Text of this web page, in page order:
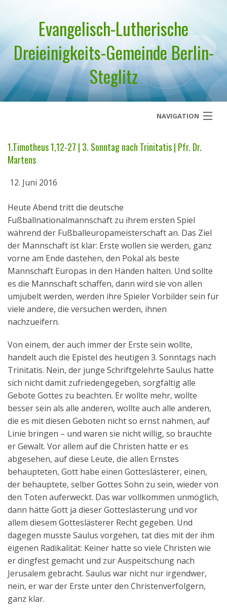
Evangelisch-Lutherische
Dreieinigkeits-Gemeinde Berlin-
Steglitz
NAVIGATION
Über uns
Geistliches Wort
Termine
Aktuelles
Kontakt
English
1.Timotheus 1,12-27 | 3. Sonntag nach Trinitatis | Pfr. Dr.
Martens
12. Juni 2016
Heute Abend tritt die deutsche
Fußballnationalmannschaft zu ihrem ersten Spiel
während der Fußballeuropameisterschaft an. Das Ziel
der Mannschaft ist klar: Erste wollen sie werden, ganz
vorne am Ende dastehen, den Pokal als beste
Mannschaft Europas in den Händen halten. Und sollte
es die Mannschaft schaffen, dann wird sie von allen
umjubelt werden, werden ihre Spieler Vorbilder sein für
viele andere, die versuchen werden, ihnen
nachzueifern.
Von einem, der auch immer der Erste sein wollte,
handelt auch die Epistel des heutigen 3. Sonntags nach
Trinitatis. Nein, der junge Schriftgelehrte Saulus hatte
sich nicht damit zufriedengegeben, sorgfältig alle
Gebote Gottes zu beachten. Er wollte mehr, wollte
besser sein als alle anderen, wollte auch alle anderen,
die es mit diesen Geboten nicht so ernst nahmen, auf
Linie bringen – und waren sie nicht willig, so brauchte
er Gewalt. Vor allem auf die Christen hatte er es
abgesehen, auf diese Leute, die allen Ernstes
behaupteten, Gott habe einen Gotteslästerer, einen,
der behauptete, selber Gottes Sohn zu sein, wieder von
den Toten auferweckt. Das war vollkommen unmöglich,
dann hätte Gott ja dieser Gotteslästerung und vor
allem diesem Gotteslästerer Recht gegeben. Und
dagegen musste Saulus vorgehen, tat dies mit der ihm
eigenen Radikalität: Keiner hatte so viele Christen wie
er dingfest gemacht und zur Auspeitschung nach
Jerusalem gebracht. Saulus war nicht nur irgendwer,
nein, er war der Erste unter den Christenverfolgern,
ganz klar.